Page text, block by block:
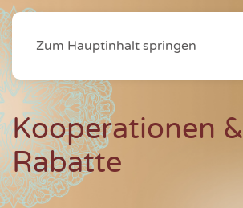
Zum Hauptinhalt springen
Kooperationen &
Rabatte